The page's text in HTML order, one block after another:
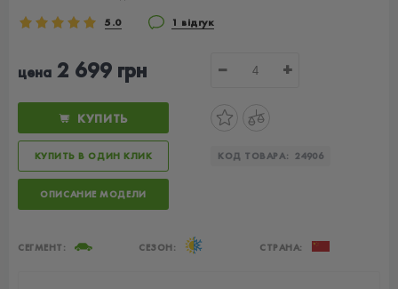
5.0
1 відгук
цена 2 699 грн − +
КУПИТЬ
КУПИТЬ В ОДИН КЛИК КОД ТОВАРА: 24906
ОПИСАНИЕ МОДЕЛИ
СЕГМЕНТ: СЕЗОН: СТРАНА: